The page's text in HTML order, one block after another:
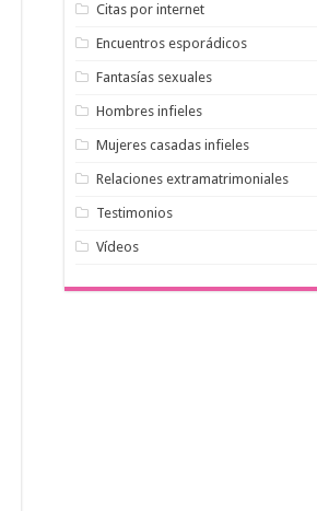
Citas por internet
Encuentros esporádicos
Fantasías sexuales
Hombres infieles
Mujeres casadas infieles
Relaciones extramatrimoniales
Testimonios
Vídeos